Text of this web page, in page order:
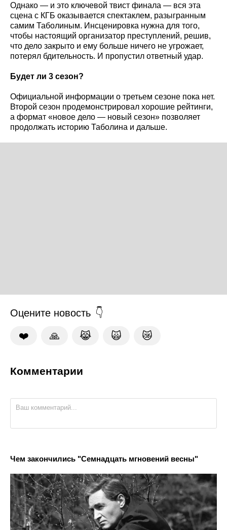
Однако — и это ключевой твист финала — вся эта
сцена с КГБ оказывается спектаклем, разыгранным
самим Таболиным. Инсценировка нужна для того,
чтобы настоящий организатор преступлений, решив,
что дело закрыто и ему больше ничего не угрожает,
потерял бдительность. И пропустил ответный удар.
Будет ли 3 сезон?
Официальной информации о третьем сезоне пока нет.
Второй сезон продемонстрировал хорошие рейтинги,
а формат «новое дело — новый сезон» позволяет
продолжать историю Таболина и дальше.
Оцените новость
❤️ 🙏 😹 🙀 😿
Комментарии
Чем закончились "Семнадцать мгновений весны"